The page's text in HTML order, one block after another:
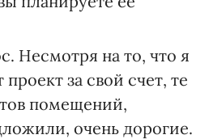
Несмотря на то, что я
за свой счет, те
помещений,
очень дорогие.